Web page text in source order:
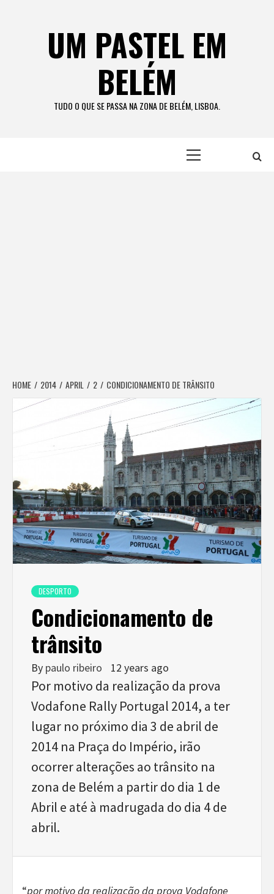
UM PASTEL EM
BELÉM
TUDO O QUE SE PASSA NA ZONA DE BELÉM, LISBOA.
HOME 2014 APRIL 2 CONDICIONAMENTO DE TRÂNSITO
DESPORTO
Condicionamento de
trânsito
By paulo ribeiro 12 years ago
Por motivo da realização da prova
Vodafone Rally Portugal 2014, a ter
lugar no próximo dia 3 de abril de
2014 na Praça do Império, irão
ocorrer alterações ao trânsito na
zona de Belém a partir do dia 1 de
Abril e até à madrugada do dia 4 de
abril.
“por motivo da realização da prova Vodafone